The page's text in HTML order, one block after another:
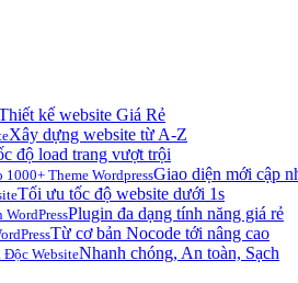
kế website Giá Rẻ
Xây dựng website từ A-Z
độ load trang vượt trội
1000+ Theme WordpressGiao diện mới cập
Tối ưu tốc độ website dưới 1s
Plugin đa dạng tính năng giá rẻ
Từ cơ bản Nocode tới nâng cao
WebsiteNhanh chóng, An toàn, Sạch